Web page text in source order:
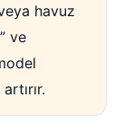
havuz
ve